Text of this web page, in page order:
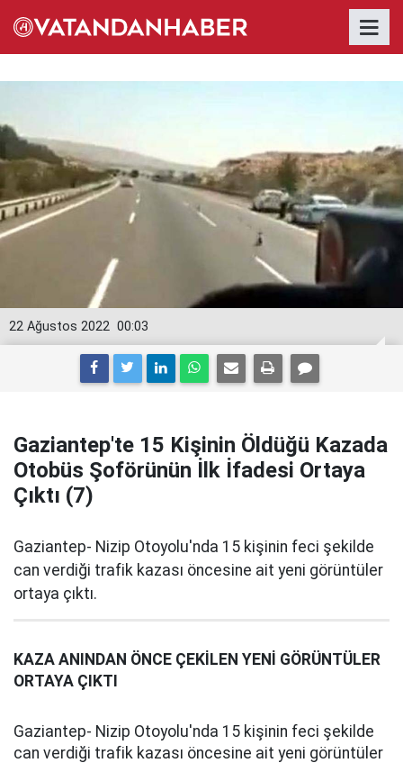
00:03
22 Ağustos 2022
Gaziantep'te 15 Kişinin Öldüğü Kazada
Otobüs Şoförünün İlk İfadesi Ortaya
Çıktı (7)
Gaziantep- Nizip Otoyolu'nda 15 kişinin feci şekilde
can verdiği trafik kazası öncesine ait yeni görüntüler
ortaya çıktı.
KAZA ANINDAN ÖNCE ÇEKİLEN YENİ GÖRÜNTÜLER
ORTAYA ÇIKTI
Gaziantep- Nizip Otoyolu'nda 15 kişinin feci şekilde
can verdiği trafik kazası öncesine ait yeni görüntüler